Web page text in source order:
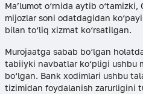
Ma’lumot o‘rnida aytib o‘tamizki,
mijozlar soni odatdagidan
bilan to‘liq xizmat ko‘rsatilgan.
Murojaatga sabab bo‘lgan
tabiiyki navbatlar ko‘pligi ushbu
bo‘lgan. Bank xodimlari ushbu
tizimidan foydalanish zarurligini